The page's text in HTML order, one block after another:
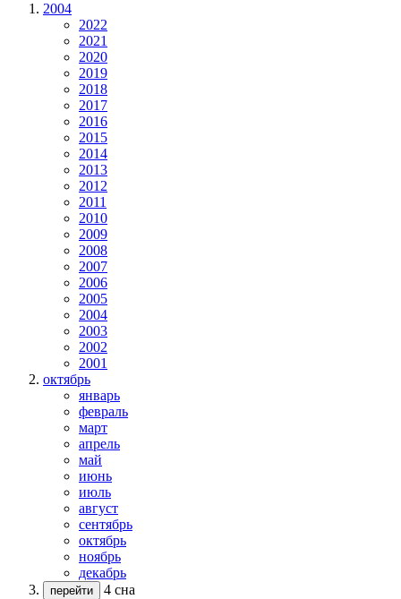
2004
2022
2021
2020
2019
2018
2017
2016
2015
2014
2013
2012
2011
2010
2009
2008
2007
2006
2005
2004
2003
2002
2001
октябрь
январь
февраль
март
апрель
май
июнь
июль
август
сентябрь
октябрь
ноябрь
декабрь
перейти 4 сна